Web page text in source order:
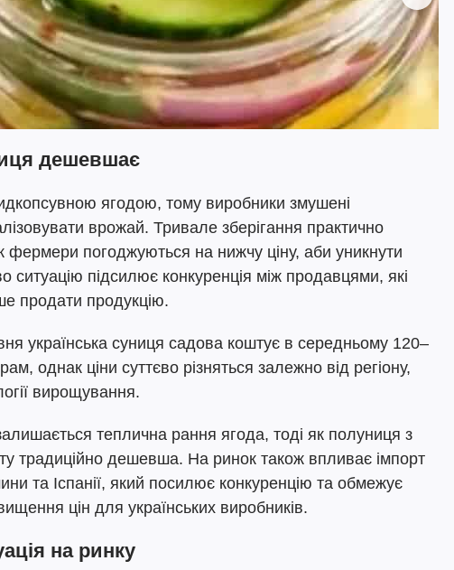
дешевшає
ягодою, тому виробники змушені
врожай. Тривале зберігання практично
погоджуються на нижчу ціну, аби уникнути
ситуацію підсилює конкуренція між продавцями, які
продати продукцію.
українська суниця садова коштує в середньому 120–
однак ціни суттєво різняться залежно від регіону,
вирощування.
теплична рання ягода, тоді як полуниця з
традиційно дешевша. На ринок також впливає імпорт
та Іспанії, який посилює конкуренцію та обмежує
цін для українських виробників.
на ринку